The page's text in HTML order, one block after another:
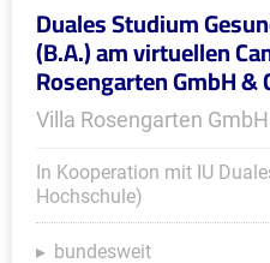
Duales Studium
(B.A.) am virtuellen
Rosengarten GmbH &
Villa Rosengarten GmbH
In Kooperation mit IU
Hochschule)
bundesweit